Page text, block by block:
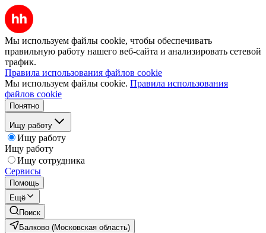
Мы используем файлы cookie, чтобы обеспечивать
правильную работу нашего веб-сайта и анализировать сетевой
трафик.
Правила использования файлов cookie
Мы используем файлы cookie. Правила использования
файлов cookie
Понятно
Ищу работу
Ищу работу
Ищу работу
Ищу сотрудника
Сервисы
Помощь
Ещё
Поиск
Балково (Московская область)